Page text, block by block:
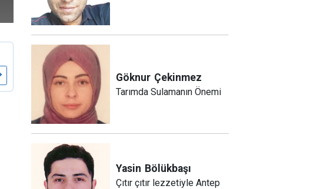
Göknur Çekinmez
Tarımda Sulamanın Önemi
Yasin Bölükbaşı
Çıtır çıtır lezzetiyle Antep